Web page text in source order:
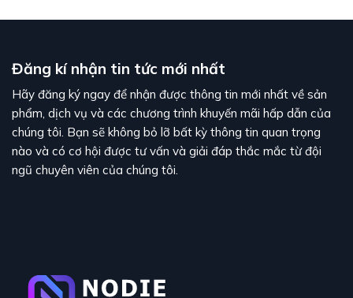
Đăng kí nhận tin tức mới nhất
Hãy đăng ký ngay để nhận được thông tin mới nhất về sản
phẩm, dịch vụ và các chương trình khuyến mãi hấp dẫn của
chúng tôi. Bạn sẽ không bỏ lỡ bất kỳ thông tin quan trọng
nào và có cơ hội được tư vấn và giải đáp thắc mắc từ đội
ngũ chuyên viên của chúng tôi.